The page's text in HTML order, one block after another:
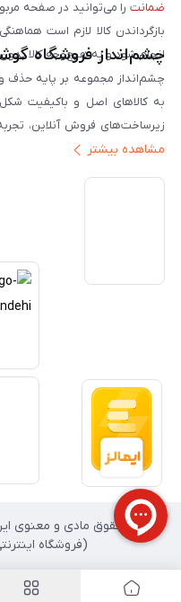
ضمانت را می‌توانید در صفحه
بازگرداندن کالا لازم است
انجام شود و به هیچ‌وجه کالا
چشم‌انداز فروشگاه
چشم‌انداز مجموعه بر پایه حذف
به کالاهای اصل و باکیفیت
زیرساخت‌های فروش آنلاین،
ایران ارائه دهیم. تبدیل‌شدن به
خدمات و به‌روزرسانی مداوم
داریم آینده بازار دیجیتال
را در اولویت قرار می‌دهند. گوشی
سمت تحقق این چشم‌انداز حرکت
مشاهده بیشتر
تمامی حقوق مادی و معنوی
(فروشگاه